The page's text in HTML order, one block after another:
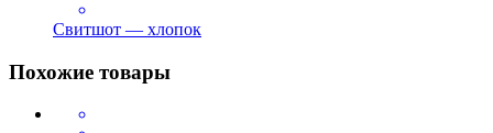
Свитшот — хлопок
Похожие товары